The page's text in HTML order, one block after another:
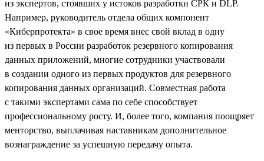
из экспертов, стоявших у истоков разработки СРК и DLP.
Например, руководитель отдела общих компонент
«Киберпротекта» в свое время внес свой вклад в одну
из первых в России разработок резервного копирования
данных приложений, многие сотрудники участвовали
в создании одного из первых продуктов для резервного
копирования данных организаций. Совместная работа
с такими экспертами сама по себе способствует
профессиональному росту. И, более того, компания поощряет
менторство, выплачивая наставникам дополнительное
вознаграждение за успешную передачу опыта.